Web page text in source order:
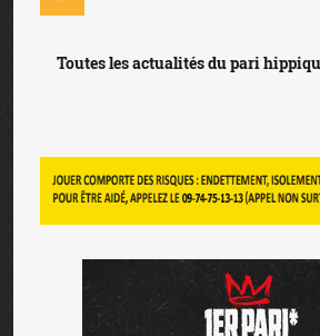
Toutes les actualités du pari